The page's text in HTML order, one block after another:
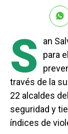
S
an
para
través de la
22 alcaldes
seguridad y
índices de